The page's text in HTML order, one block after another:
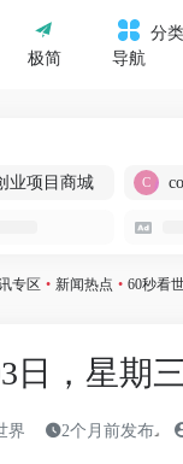
极简
分类
导航
业项目商城
专区 • 新闻热点 • 60秒看
日，星期
界 2个月前发布